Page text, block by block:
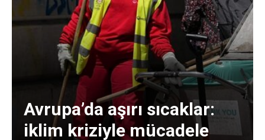
Avrupa’da aşırı sıcaklar:
iklim kriziyle mücadele